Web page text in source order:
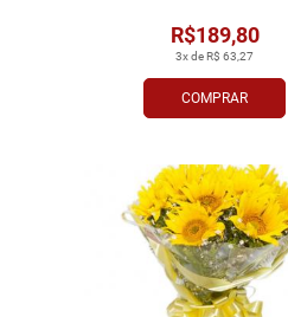
COMPRAR
3x de R$ 63,27
R$189,80